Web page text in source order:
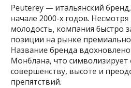
Peuterey — итальянский
начале 2000-х годов.
молодость, компания быстро
позиции на рынке
Название бренда
Монблана, что символизирует
совершенству, высоте и
препятствий.